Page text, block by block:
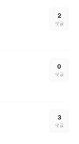
2
댓글
0
댓글
3
댓글